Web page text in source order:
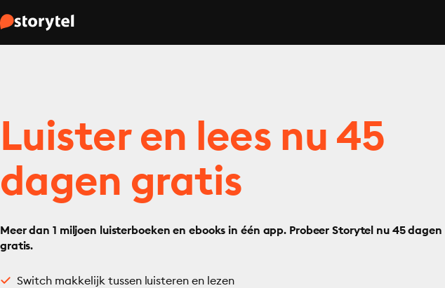
Luister en lees nu 45
dagen gratis
Meer dan 1 miljoen luisterboeken en ebooks in één app. Probeer Storytel nu 45 dagen
gratis.
Switch makkelijk tussen luisteren en lezen